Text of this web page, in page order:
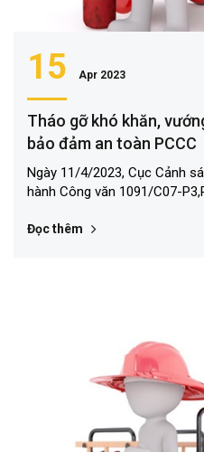
15 Apr 2023
Tháo gỡ khó khăn,
bảo đảm an toàn PCCC
Ngày 11/4/2023, Cục Cảnh
hành Công văn 1091/C07-
Đọc thêm